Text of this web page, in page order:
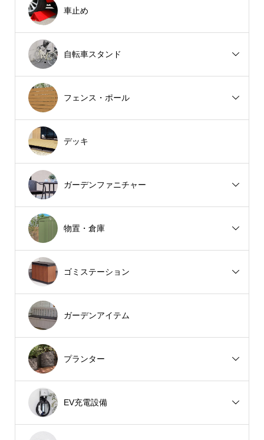
車止め
自転車スタンド
フェンス・ポール
デッキ
ガーデンファニチャー
物置・倉庫
ゴミステーション
ガーデンアイテム
プランター
EV充電設備